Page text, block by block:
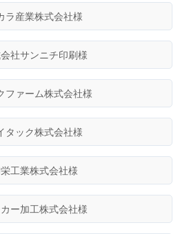
ラ産業株式会社様
社サンニチ印刷様
ファーム株式会社様
タック株式会社様
工業株式会社様
ー加工株式会社様